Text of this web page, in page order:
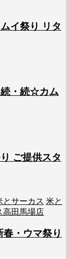
イ祭り リタ
続・続☆カム
ご提供スタ
とサーカス 米と
高田馬場店
・ウマ祭り